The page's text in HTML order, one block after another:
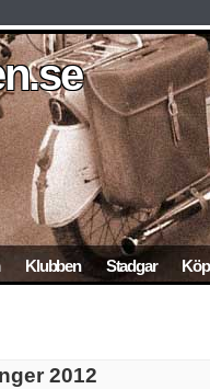
Klubben Stadgar
2012